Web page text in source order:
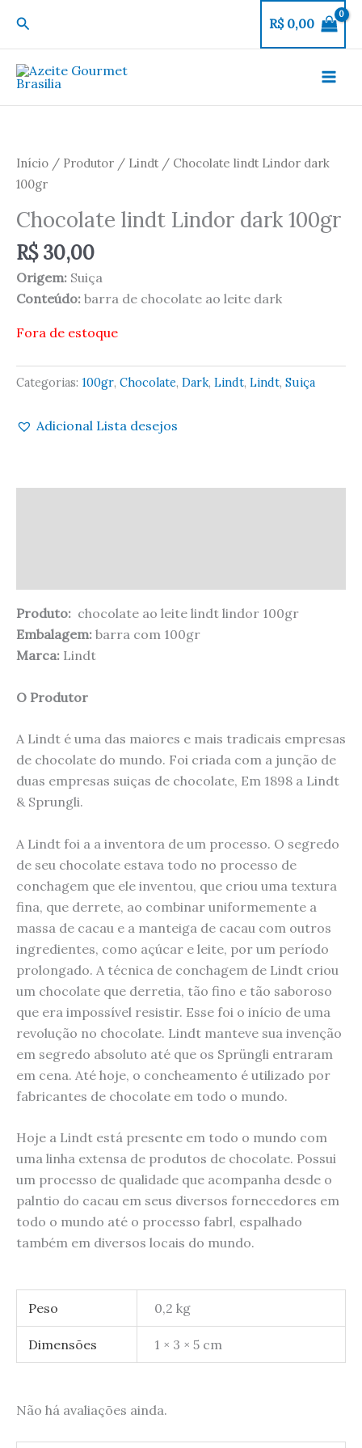
para
o
conteúdo
Pesquisar R$0,00
Início / Produtor / Lindt / Chocolate lindt Lindor dark
100gr
Chocolate lindt Lindor dark 100gr
R$30,00
Origem: Suiça
Conteúdo: barra de chocolate ao leite dark
Fora de estoque
Categorias: 100gr, Chocolate, Dark, Lindt, Lindt, Suiça
Adicional Lista desejos
Produto: chocolate ao leite lindt lindor 100gr
Embalagem: barra com 100gr
Marca: Lindt
O Produtor
A Lindt é uma das maiores e mais tradicais empresas
de chocolate do mundo. Foi criada com a junção de
duas empresas suiças de chocolate, Em 1898 a Lindt
& Sprungli.
A Lindt foi a a inventora de um processo. O segredo
de seu chocolate estava todo no processo de
conchagem que ele inventou, que criou uma textura
fina, que derrete, ao combinar uniformemente a
massa de cacau e a manteiga de cacau com outros
ingredientes, como açúcar e leite, por um período
prolongado. A técnica de conchagem de Lindt criou
um chocolate que derretia, tão fino e tão saboroso
que era impossível resistir. Esse foi o início de uma
revolução no chocolate. Lindt manteve sua invenção
em segredo absoluto até que os Sprüngli entraram
em cena. Até hoje, o concheamento é utilizado por
fabricantes de chocolate em todo o mundo.
Hoje a Lindt está presente em todo o mundo com
uma linha extensa de produtos de chocolate. Possui
um processo de qualidade que acompanha desde o
palntio do cacau em seus diversos fornecedores em
todo o mundo até o processo fabrl, espalhado
também em diversos locais do mundo.
Peso 0,2 kg
Dimensões 1 × 3 × 5 cm
Não há avaliações ainda.